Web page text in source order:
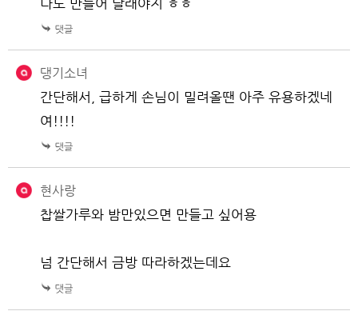
댕기소녀
간단해서, 급하게 손님이 밀려올땐 아주 유용하겠네
여!!!!
현사랑
찹쌀가루와 밤만있으면 만들고 싶어용
넘 간단해서 금방 따라하겠는데요